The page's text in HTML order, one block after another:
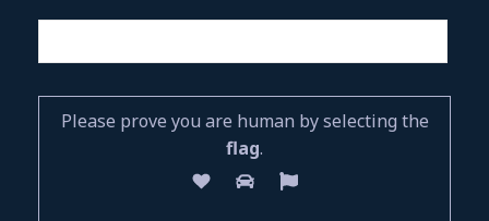
Please prove you are human by selecting the
flag.